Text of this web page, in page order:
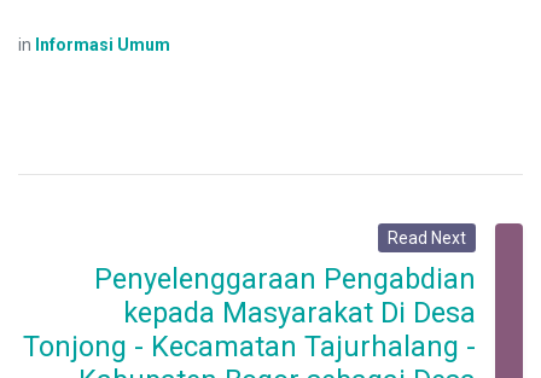
in Informasi Umum
Read Next
Penyelenggaraan Pengabdian
kepada Masyarakat Di Desa
Tonjong - Kecamatan Tajurhalang -